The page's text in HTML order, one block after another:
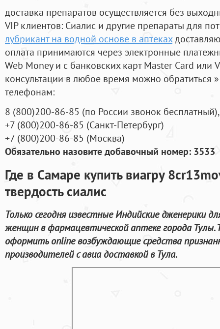
доставка препаратов осуществляется без
VIP клиентов: Сиалис и другие препараты для
лубрикант на водной основе в аптеках
оплата принимаются через электронные
Web Money и с банковских карт Master Card или
консультации в любое время можно обратиться
телефонам:
8 (800)200-86-85 (по России звонок бесплатный),
+7 (800)200-86-85 (Санкт-Петербург)
+7 (800)200-86-85 (Москва)
Обязательно назовите добавочный номер: 3533
Где в Самаре купить виагру
твердость сиалис
Только сегодня известные Индийские дженерики
женщин в фармацевтической аптеке города
оформить online возбуждающие средства
производителей с авиа доставкой в Тула.